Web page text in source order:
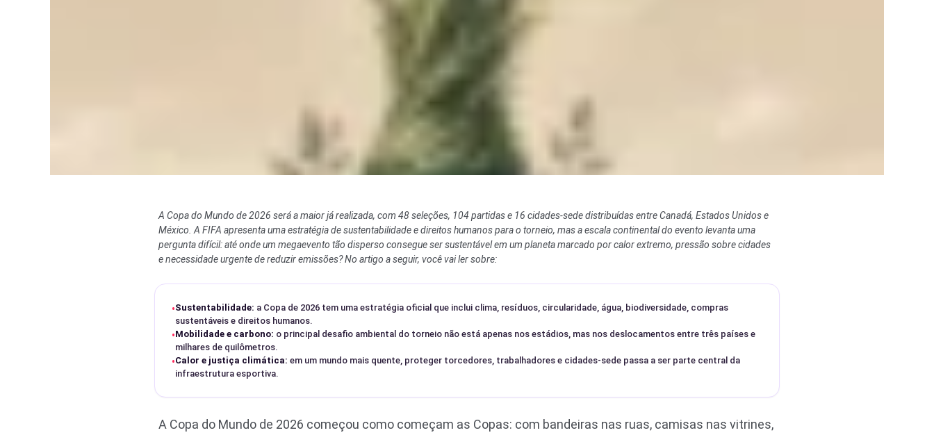
A Copa do Mundo de 2026 será a maior já realizada, com 48 seleções, 104 partidas e 16 cidades-sede distribuídas entre Canadá, Estados Unidos e
México. A FIFA apresenta uma estratégia de sustentabilidade e direitos humanos para o torneio, mas a escala continental do evento levanta uma
pergunta difícil: até onde um megaevento tão disperso consegue ser sustentável em um planeta marcado por calor extremo, pressão sobre cidades
e necessidade urgente de reduzir emissões? No artigo a seguir, você vai ler sobre:
•Sustentabilidade: a Copa de 2026 tem uma estratégia oficial que inclui clima, resíduos, circularidade, água, biodiversidade, compras
sustentáveis e direitos humanos.
•Mobilidade e carbono: o principal desafio ambiental do torneio não está apenas nos estádios, mas nos deslocamentos entre três países e
milhares de quilômetros.
•Calor e justiça climática: em um mundo mais quente, proteger torcedores, trabalhadores e cidades-sede passa a ser parte central da
infraestrutura esportiva.
A Copa do Mundo de 2026 começou como começam as Copas: com bandeiras nas ruas, camisas nas vitrines,